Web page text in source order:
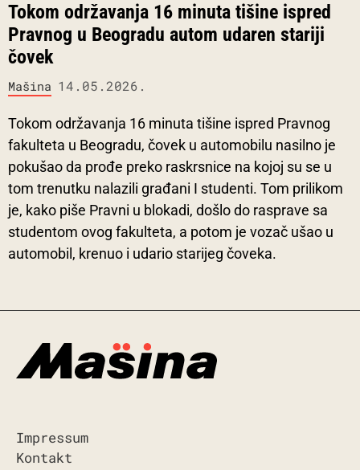
Tokom održavanja 16 minuta tišine ispred
Pravnog u Beogradu autom udaren stariji
čovek
Mašina 14.05.2026.
Tokom održavanja 16 minuta tišine ispred Pravnog
fakulteta u Beogradu, čovek u automobilu nasilno je
pokušao da prođe preko raskrsnice na kojoj su se u
tom trenutku nalazili građani I studenti. Tom prilikom
je, kako piše Pravni u blokadi, došlo do rasprave sa
studentom ovog fakulteta, a potom je vozač ušao u
automobil, krenuo i udario starijeg čoveka.
Impressum
Kontakt